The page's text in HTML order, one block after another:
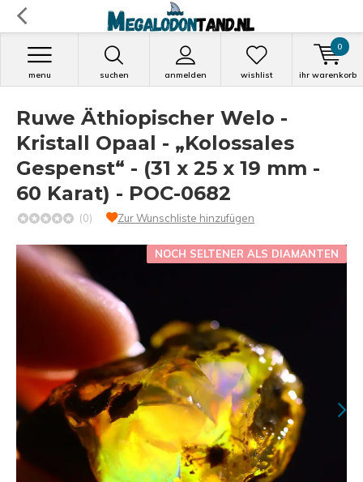
suchen anmelden
menu wishlist ihr warenkorb
0
Ruwe Äthiopischer Welo -
Kristall Opaal - „Kolossales
Gespenst“ - (31 x 25 x 19 mm -
60 Karat) - POC-0682
(0) Zur Wunschliste hinzufügen
NOCH SELTENER ALS DIAMANTEN